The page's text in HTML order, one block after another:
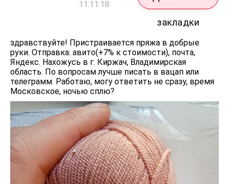
11:11:18
закладки
здравствуйте! Пристраивается пряжа в добрые
руки. Отправка: авито(+7% к стоимости), почта,
Яндекс. Нахожусь в г. Киржач, Владимирская
область. По вопросам лучше писать в вацап или
телеграмм. Работаю, могу ответить не сразу, время
Московское, ночью сплю?